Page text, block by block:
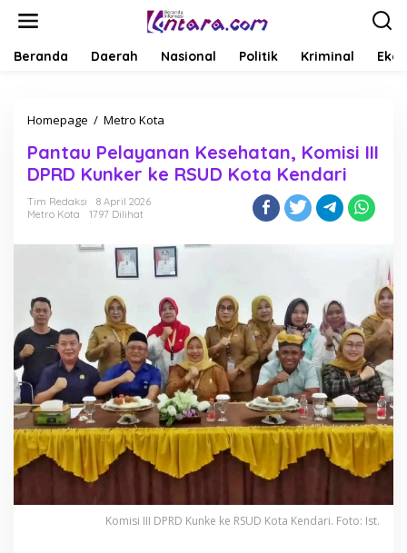
Beranda Daerah Nasional Politik Kriminal
Homepage / Metro Kota
n
t
a
l
a
y
a
n
a
n
K
e
s
e
h
a
t
a
K
Pantau Pelayanan Kesehatan, Komisi III
DPRD Kunker ke RSUD Kota Kendari
Tim Redaksi
8 April 2026
Metro Kota
1797 Dilihat
Komisi III DPRD Kunke ke RSUD Kota Kendari. Foto: Ist.